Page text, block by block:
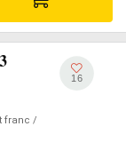
franc /
16